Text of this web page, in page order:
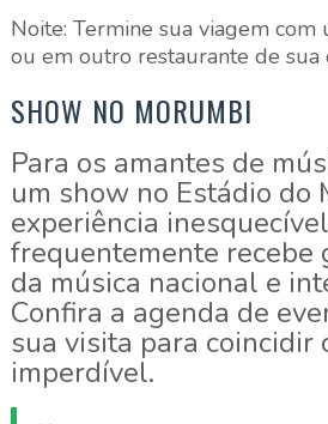
Noite: Termine sua viagem com
ou em outro restaurante de sua
SHOW NO MORUMBI
Para os amantes de
um show no Estádio do
experiência
frequentemente recebe
da música nacional e
Confira a agenda de
sua visita para coincidir
imperdível.